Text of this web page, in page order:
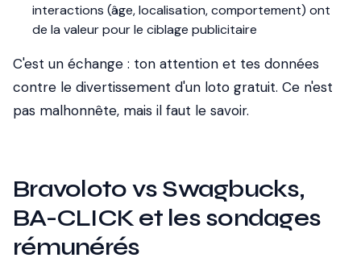
interactions (âge, localisation, comportement) ont
de la valeur pour le ciblage publicitaire
C'est un échange : ton attention et tes données
contre le divertissement d'un loto gratuit. Ce n'est
pas malhonnête, mais il faut le savoir.
Bravoloto vs Swagbucks,
BA-CLICK et les sondages
rémunérés